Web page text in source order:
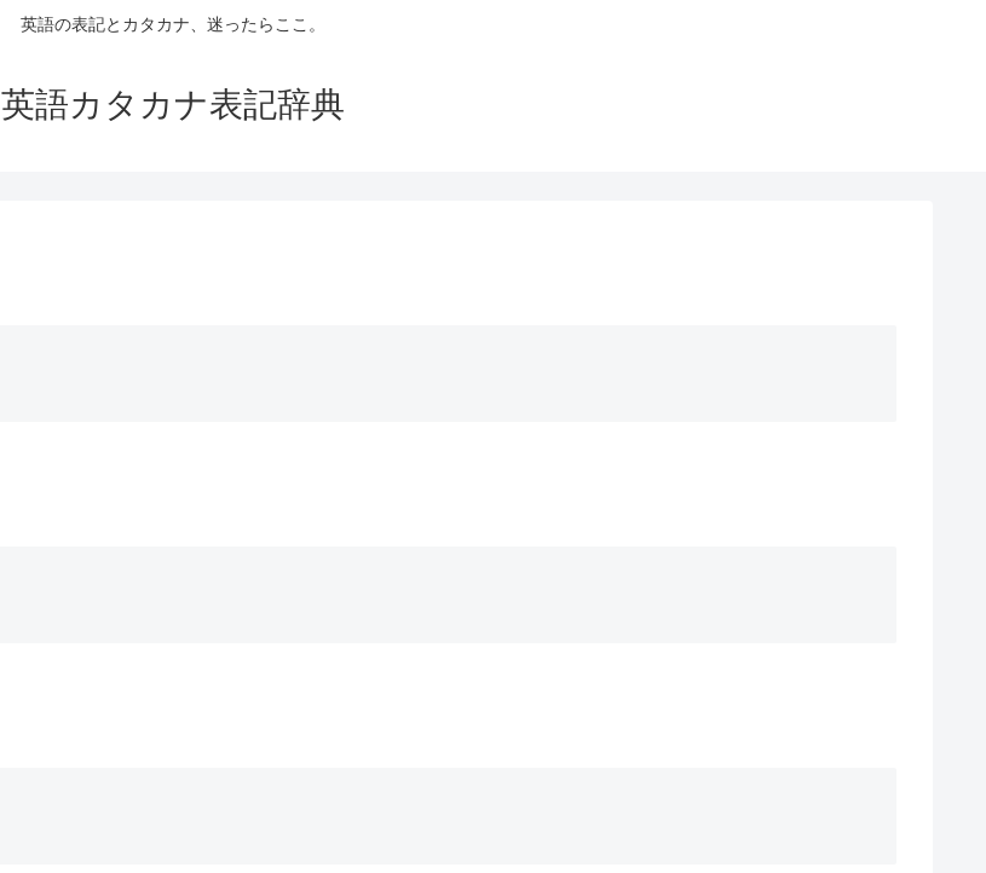
英語の表記とカタカナ、迷ったらここ。
英語カタカナ表記辞典